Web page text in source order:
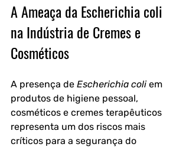
A Ameaça da Escherichia coli
na Indústria de Cremes e
Cosméticos
A presença de Escherichia coli em
produtos de higiene pessoal,
cosméticos e cremes terapêuticos
representa um dos riscos mais
críticos para a segurança do